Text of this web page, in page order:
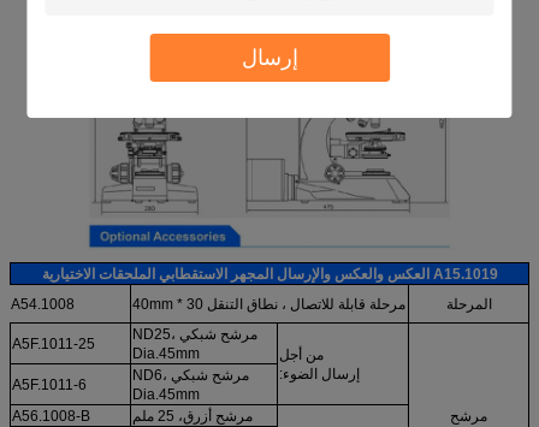
إرسال
A15.1019 العكس والعكس والإرسال المجهر الاستقطابي الملحقات الاختيارية
المرحلة
مرحلة قابلة للاتصال ، نطاق التنقل 30 * 40mm A54.1008
مرشح
من أجل
إرسال الضوء:
مرشح شبكي ND25،
Dia.45mm
A5F.1011-25
مرشح شبكي ND6،
Dia.45mm
A5F.1011-6
مرشح أزرق، 25 ملم
A56.1008-B